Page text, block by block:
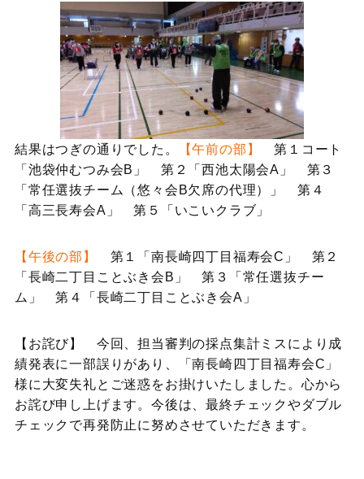
結果はつぎの通りでした。 【午前の部】
第１コート
「池袋仲むつみ会B」 第２「西池太陽会A」 第３
「常任選抜チーム（悠々会B欠席の代理）」 第４
「高三長寿会A」 第５「いこいクラブ」
【午後の部】
第１「南長崎四丁目福寿会C」 第２
「長崎二丁目ことぶき会B」 第３「常任選抜チー
ム」 第４「長崎二丁目ことぶき会A」
【お詫び】 今回、担当審判の採点集計ミスにより成
績発表に一部誤りがあり、「南長崎四丁目福寿会C」
様に大変失礼とご迷惑をお掛けいたしました。心から
お詫び申し上げます。今後は、最終チェックやダブル
チェックで再発防止に努めさせていただきます。